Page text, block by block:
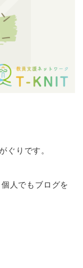
ぐりです。
人でもブログを